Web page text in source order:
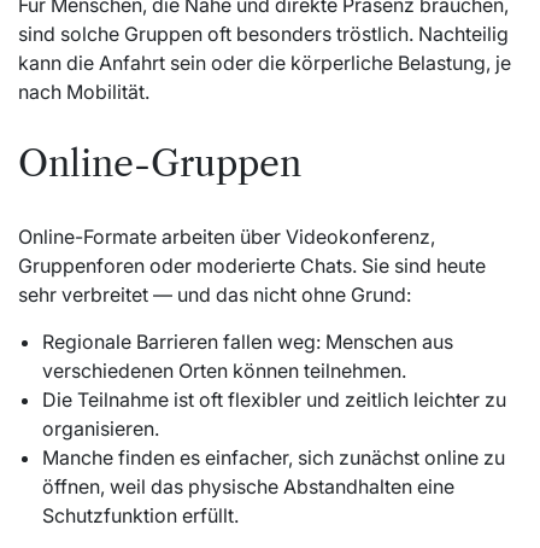
sind solche Gruppen oft besonders tröstlich. Nachteilig
kann die Anfahrt sein oder die körperliche Belastung, je
nach Mobilität.
Online-Gruppen
Online-Formate arbeiten über Videokonferenz,
Gruppenforen oder moderierte Chats. Sie sind heute
sehr verbreitet — und das nicht ohne Grund:
Regionale Barrieren fallen weg: Menschen aus
verschiedenen Orten können teilnehmen.
Die Teilnahme ist oft flexibler und zeitlich leichter zu
organisieren.
Manche finden es einfacher, sich zunächst online zu
öffnen, weil das physische Abstandhalten eine
Schutzfunktion erfüllt.